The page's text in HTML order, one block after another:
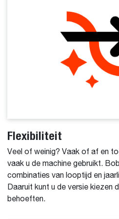
Flexibiliteit
Veel of weinig? Vaak of af en
vaak u de machine gebruikt.
combinaties van looptijd en
Daaruit kunt u de versie kiezen
behoeften.